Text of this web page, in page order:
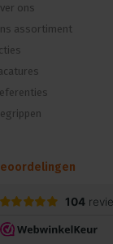
ons
assortiment